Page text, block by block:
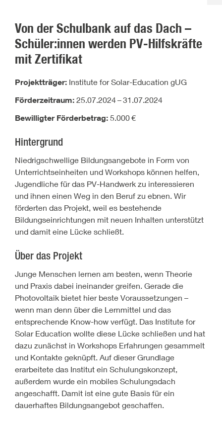
Von der Schulbank auf das Dach –
Schüler:innen werden PV-Hilfskräfte
mit Zertifikat
Projektträger: Institute for Solar-Education gUG
Förderzeitraum: 25.07.2024–31.07.2024
Bewilligter Förderbetrag: 5.000€
Hintergrund
Niedrigschwellige Bildungsangebote in Form von
Unterrichtseinheiten und Workshops können helfen,
Jugendliche für das PV-Handwerk zu interessieren
und ihnen einen Weg in den Beruf zu ebnen. Wir
förderten das Projekt, weil es bestehende
Bildungseinrichtungen mit neuen Inhalten unterstützt
und damit eine Lücke schließt.
Über das Projekt
Junge Menschen lernen am besten, wenn Theorie
und Praxis dabei ineinander greifen. Gerade die
Photovoltaik bietet hier beste Voraussetzungen –
wenn man denn über die Lernmittel und das
entsprechende Know-how verfügt. Das Institute for
Solar Education wollte diese Lücke schließen und hat
dazu zunächst in Workshops Erfahrungen gesammelt
und Kontakte geknüpft. Auf dieser Grundlage
erarbeitete das Institut ein Schulungskonzept,
außerdem wurde ein mobiles Schulungsdach
angeschafft. Damit ist eine gute Basis für ein
dauerhaftes Bildungsangebot geschaffen.